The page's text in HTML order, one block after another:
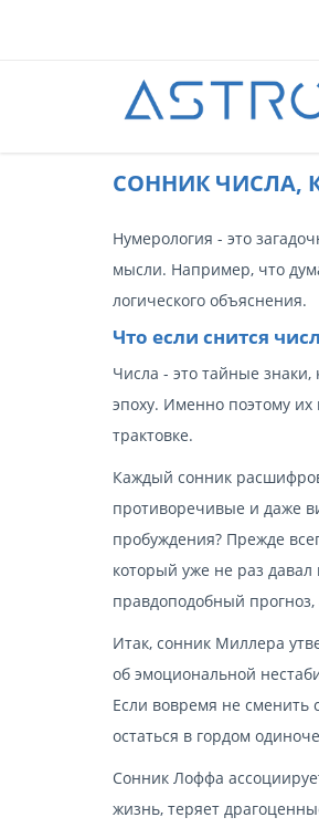
CОННИК ЧИСЛА,
Нумерология - это
мысли. Например, что
логического объяснения.
Что если снится
Числа - это тайные
эпоху. Именно поэтому
трактовке.
Каждый сонник
противоречивые и даже
пробуждения? Прежде
который уже не раз
правдоподобный
Итак, сонник Миллера
об эмоциональной
Если вовремя не сменить
остаться в гордом
Сонник Лоффа
жизнь, теряет